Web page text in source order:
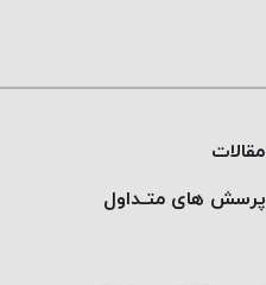
مقالات
پرسش های متـداول